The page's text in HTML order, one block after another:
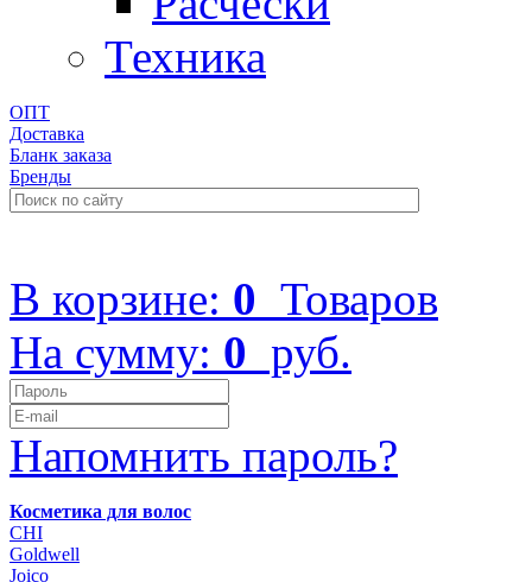
Техника
ОПТ
Доставка
Бланк заказа
Бренды
В корзине: 0 Товаров
На сумму: 0 руб.
Напомнить пароль?
Косметика для волос
CHI
Goldwell
Joico